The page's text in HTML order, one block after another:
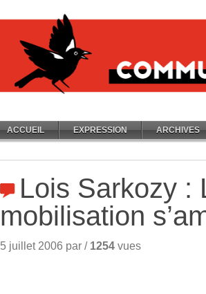
ACCUEIL EXPRESSION ARCHIVES
Lois Sarkozy :
mobilisation
5 juillet 2006 par / 1254 vues